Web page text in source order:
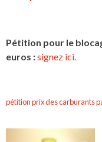
Pétition pour le
euros :signez ici.
pétition prix des carburants